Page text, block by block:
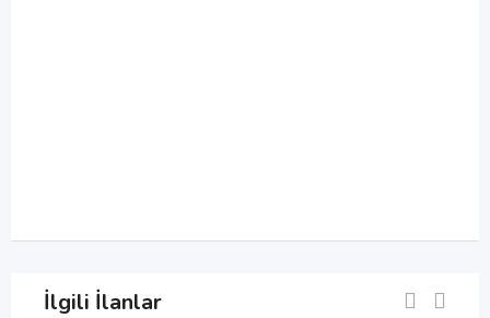
İlgili İlanlar